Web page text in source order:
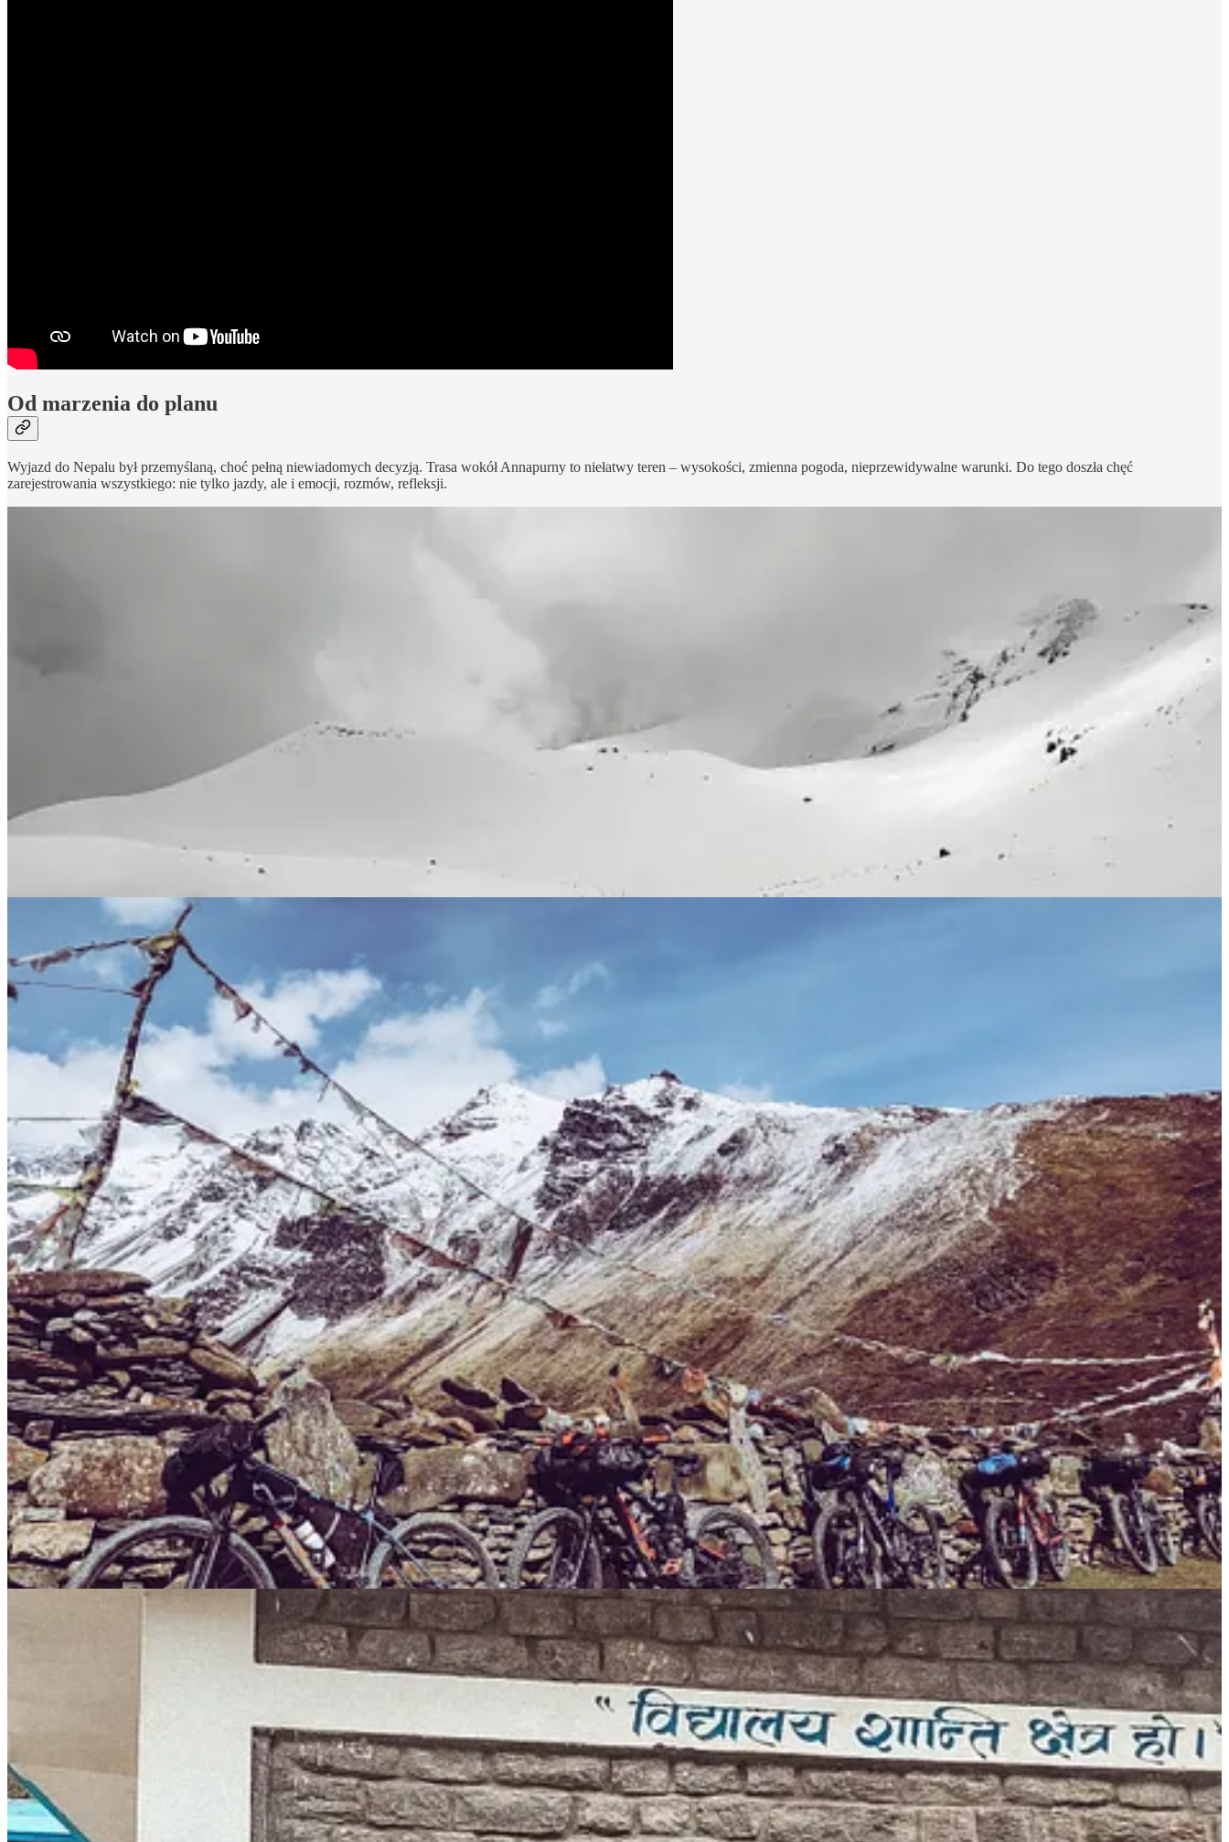
Od marzenia do planu
Wyjazd do Nepalu był przemyślaną, choć pełną niewiadomych decyzją. Trasa wokół Annapurny to niełatwy teren – wysokości, zmienna pogoda, nieprzewidywalne warunki. Do tego doszła chęć
zarejestrowania wszystkiego: nie tylko jazdy, ale i emocji, rozmów, refleksji.
Film był zaplanowany – ale nie wymuszony. Kadry powstawały z potrzeby dokumentowania, z fotograficznej i filmowej pasji Czarka. Powstał obraz wielowarstwowy – z historiami siódemki uczestników,
mieszkańców Nepalu, a także z refleksjami na temat marzeń, które pojawiają się po drodze.
A książka?
Książka Sapana narodziła się później – z potrzeby rozszerzenia historii, której nie dało się zamknąć w godzinie filmu. Kamila po powrocie zaczęła pisać dziennik – żeby nie zapomnieć detali. Z czasem notatki
przerodziły się w gotową opowieść – bogatszą, głębszą, uzupełniającą film.
Do książki dołączono też dodatkowe materiały: zdjęcia i… kody QR prowadzące do filmów, które nie zmieściły się w głównym dokumencie.
A film?
Film Sapana. Himalajska droga do marzeń był pokazywany w kinach w ramach objazdowego Film Bike Tour. Kolejna seria pokazów planowana jest na jesień 2025 – bo jak mówią sami autorzy: „Latem ludzie
wolą jeździć. Jesienią – chłonąć.”
Czarek i Kamila podkreślają, że ich celem nie było stworzenie kolejnego „vloga z wyjazdu”. Chcieli zrobić pełnoprawny film, osadzony w formie, z dobrze przemyślaną strukturą – podziałem na wysokości,
wrażliwością na ludzi, emocje i kulturę.
Sprzętowo?
Bez lustrzanek, GoPro, dron, telefon, czasem kamera w ustach, czasem mikrofon skierowany na siebie w burzy, czasem krótka refleksja nagrana na telefonie, kiedy nie było siły, żeby sięgnąć po coś więcej.
To nie był plan zdjęciowy. To była wyprawa, a sprzęt – choć ważny – musiał być lekki, poręczny, gotowy do działania w sekundę. I często... odporny na upadki (serio – jedna z kamer zaliczyła solidny lot z
osuwiska i cudem przetrwała).
Czy to było tylko dla nich?
Nie. Choć to wyprawa zrodzona z prywatnego impulsu, „Sapana” bardzo mocno rezonuje z innymi. Pokazuje, że można ruszyć w drogę bez napinki, ale z celem. Że film może być marzeniem. Że podróż może
być początkiem nowego rozdziału.
I że nie trzeba być profesjonalistą, by tworzyć profesjonalnie – wystarczy pasja, konsekwencja i chęć dzielenia się.